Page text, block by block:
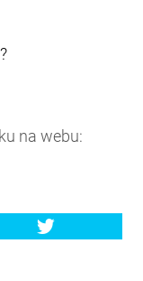
na webu: